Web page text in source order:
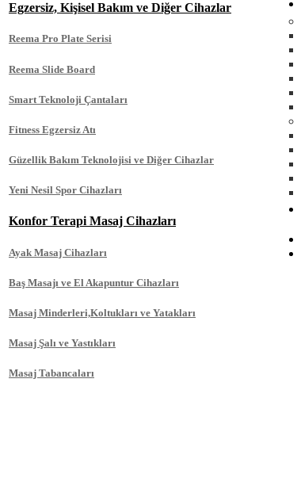
Egzersiz, Kişisel Bakım ve Diğer Cihazlar
Reema Pro Plate Serisi
Reema Slide Board
Smart Teknoloji Çantaları
Fitness Egzersiz Atı
Güzellik Bakım Teknolojisi ve Diğer Cihazlar
Yeni Nesil Spor Cihazları
Konfor Terapi Masaj Cihazları
Ayak Masaj Cihazları
Baş Masajı ve El Akapuntur Cihazları
Masaj Minderleri,Koltukları ve Yatakları
Masaj Şalı ve Yastıkları
Masaj Tabancaları